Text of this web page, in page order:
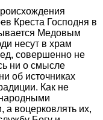
Креста Господня в
Медовым
несут в храм
совершенно не
ни о смысле
об источниках
Как не
а воцерковлять их,